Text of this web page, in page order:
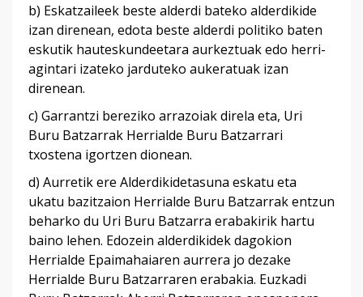
b) Eskatzaileek beste alderdi bateko alderdikide
izan direnean, edota beste alderdi politiko baten
eskutik hauteskundeetara aurkeztuak edo herri-
agintari izateko jarduteko aukeratuak izan
direnean.
c) Garrantzi bereziko arrazoiak direla eta, Uri
Buru Batzarrak Herrialde Buru Batzarrari
txostena igortzen dionean.
d) Aurretik ere Alderdikidetasuna eskatu eta
ukatu bazitzaion Herrialde Buru Batzarrak entzun
beharko du Uri Buru Batzarra erabakirik hartu
baino lehen. Edozein alderdikidek dagokion
Herrialde Epaimahaiaren aurrera jo dezake
Herrialde Buru Batzarraren erabakia. Euzkadi